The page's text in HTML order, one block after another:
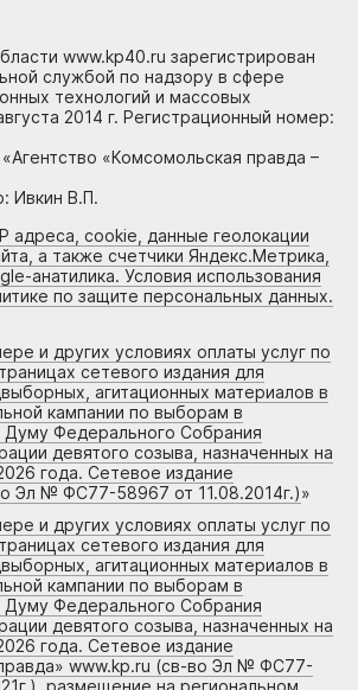
www.kp40.ru зарегистрирован
службой по надзору в сфере
технологий и массовых
2014 г. Регистрационный номер:
«Комсомольская правда –
Ивкин В.П.
адреса, cookie, данные геолокации
а также счетчики Яндекс.Метрика,
анатилика. Условия использования
по защите персональных данных.
и других условиях оплаты услуг по
сетевого издания для
агитационных материалов в
кампании по выборам в
Думу Федерального Собрания
девятого созыва, назначенных на
года. Сетевое издание
Эл № ФС77-58967 от 11.08.2014г.)»
и других условиях оплаты услуг по
сетевого издания для
агитационных материалов в
кампании по выборам в
Думу Федерального Собрания
девятого созыва, назначенных на
года. Сетевое издание
www.kp.ru (св-во Эл № ФС77-
размещение на региональном